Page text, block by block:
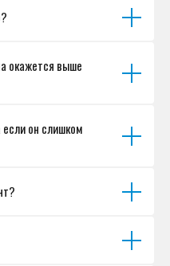
окажется выше
если он слишком